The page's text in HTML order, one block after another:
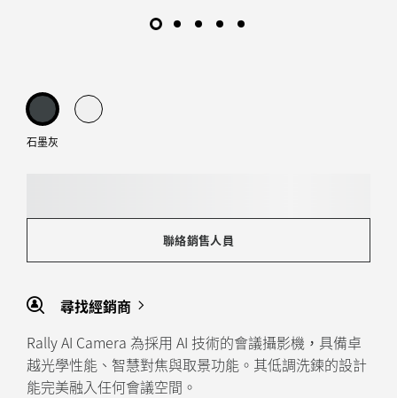
石墨灰
聯絡銷售人員
尋找經銷商
Rally AI Camera 為採用 AI 技術的會議攝影機，具備卓
越光學性能、智慧對焦與取景功能。其低調洗鍊的設計
能完美融入任何會議空間。